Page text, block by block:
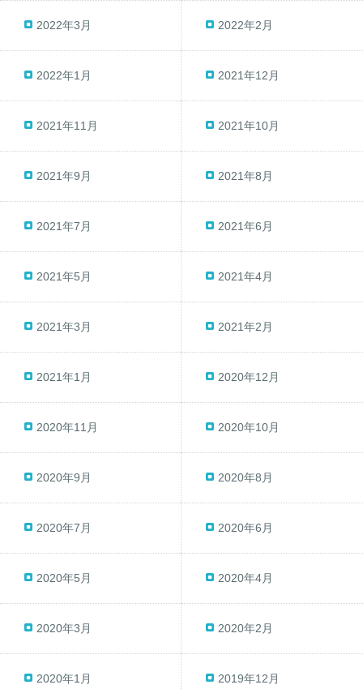
2022年3月 2022年2月
2022年1月 2021年12月
2021年11月 2021年10月
2021年9月 2021年8月
2021年7月 2021年6月
2021年5月 2021年4月
2021年3月 2021年2月
2021年1月 2020年12月
2020年11月 2020年10月
2020年9月 2020年8月
2020年7月 2020年6月
2020年5月 2020年4月
2020年3月 2020年2月
2020年1月 2019年12月